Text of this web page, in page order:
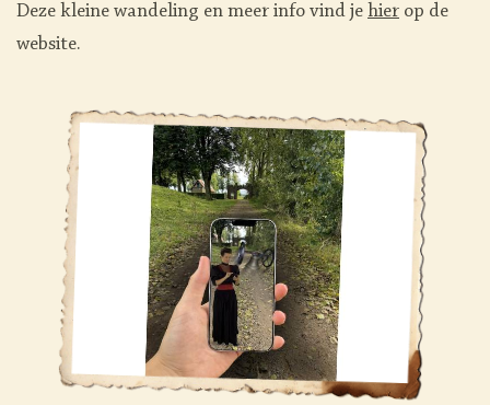
Deze kleine wandeling en meer info vind je hier op de
website.